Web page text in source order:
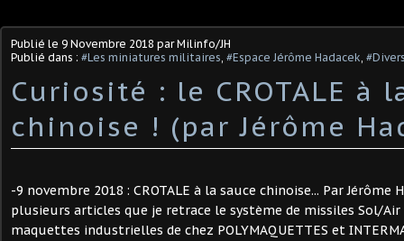
Publié le 9 Novembre 2018 par Milinfo/JH
Publié dans : #Les miniatures militaires, #Espace Jérôme Hadacek,
Curiosité : le CROTALE à
chinoise ! (par Jérôme
-9 novembre 2018 : CROTALE à la sauce chinoise... Par Jérôme
plusieurs articles que je retrace le système de missiles Sol/Air
maquettes industrielles de chez POLYMAQUETTES et